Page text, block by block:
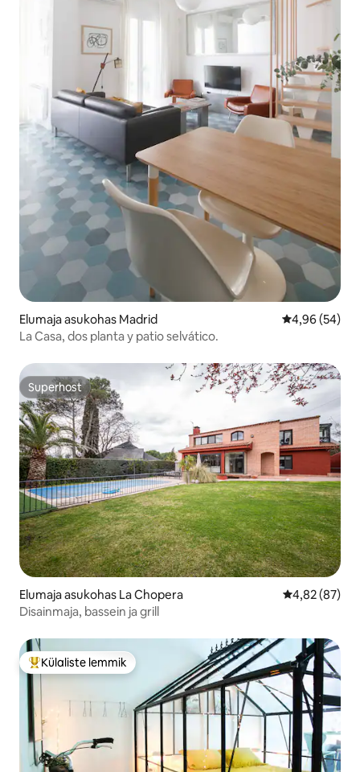
Elumaja asukohas Madrid Keskmine
4,96 (54)
La Casa, dos planta y patio selvático.
Superhost
Superhost
Elumaja asukohas La Chopera Keskmine
4,82 (87)
Disainmaja, bassein ja grill
Külaliste suur lemmik
Külaliste lemmik